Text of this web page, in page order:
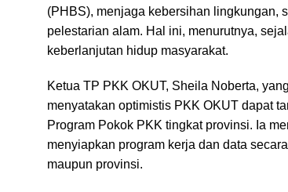
(PHBS), menjaga kebersihan lingkungan,
pelestarian alam. Hal ini, menurutnya,
keberlanjutan hidup masyarakat.
Ketua TP PKK OKUT, Sheila Noberta,
menyatakan optimistis PKK OKUT dapat
Program Pokok PKK tingkat provinsi. Ia
menyiapkan program kerja dan data
maupun provinsi.